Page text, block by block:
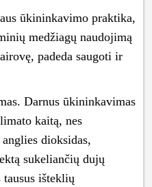
ūkininkavimo praktika,
medžiagų naudojimą
padeda saugoti ir
Darnus ūkininkavimas
kaitą, nes
dioksidas,
sukeliančių dujų
tausus išteklių